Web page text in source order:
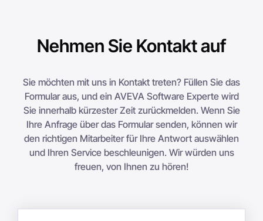
Nehmen Sie Kontakt auf
Sie möchten mit uns in Kontakt treten? Füllen Sie das
Formular aus, und ein AVEVA Software Experte wird
Sie innerhalb kürzester Zeit zurückmelden. Wenn Sie
Ihre Anfrage über das Formular senden, können wir
den richtigen Mitarbeiter für Ihre Antwort auswählen
und Ihren Service beschleunigen. Wir würden uns
freuen, von Ihnen zu hören!